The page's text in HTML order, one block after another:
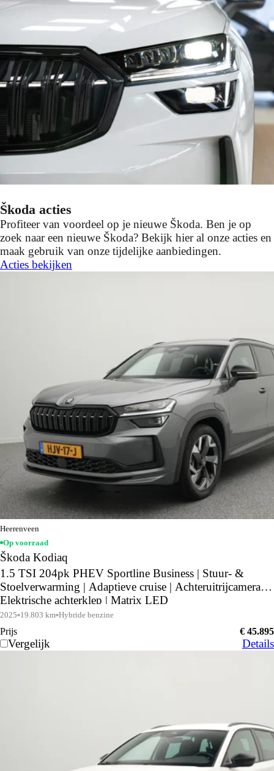
Škoda acties
Profiteer van voordeel op je nieuwe Škoda. Ben je op
zoek naar een nieuwe Škoda? Bekijk hier al onze acties en
maak gebruik van onze tijdelijke aanbiedingen.
Acties bekijken
Heerenveen
Op voorraad
Škoda Kodiaq
1.5 TSI 204pk PHEV Sportline Business | Stuur- &
Stoelverwarming | Adaptieve cruise | Achteruitrijcamera |
Elektrische achterklep | Matrix LED
2025 19.803 km Hybride benzine
Prijs € 45.895
Vergelijk Details